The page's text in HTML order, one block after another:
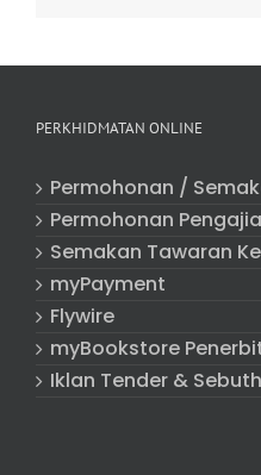
PERKHIDMATAN ONLINE
Permohonan /
Permohonan
Semakan Tawaran
myPayment
Flywire
myBookstore
Iklan Tender &